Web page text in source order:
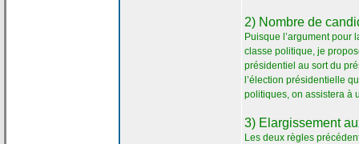
2) Nombre de
Puisque l’argument pour
classe politique, je
présidentiel au sort du
l’élection présidentielle
politiques, on assistera à
3) Elargissement
Les deux règles